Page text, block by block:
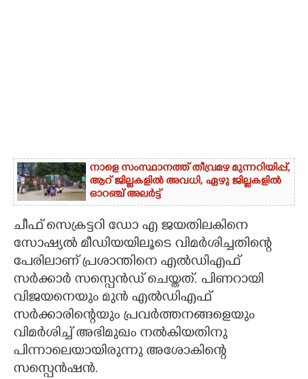
നാളെ സംസ്ഥാനത്ത് തീവ്രമഴ മുന്നറിയിപ്പ്,​
ആറ് ജില്ലകളിൽ അവധി,​ ഏഴു ജില്ലകളിൽ
ഓറഞ്ച് അലർട്ട്
ചീഫ് സെക്രട്ടറി ഡോ എ ജയതിലകിനെ
സോഷ്യൽ മീഡിയയിലൂടെ വിമർശിച്ചതിന്റെ
പേരിലാണ് പ്രശാന്തിനെ എൽഡിഎഫ്
സർക്കാർ സസ്പെൻഡ് ചെയ്തത്. പിണറായി
വിജയനെയും മുൻ എൽഡിഎഫ്
സർക്കാരിന്റെയും പ്രവർത്തനങ്ങളെയും
വിമർശിച്ച് അഭിമുഖം നൽകിയതിനു
പിന്നാലെയായിരുന്നു അശോകിന്റെ
സസ്പെൻഷൻ.